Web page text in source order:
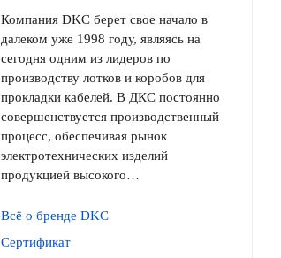
Компания DKC берет свое начало в
далеком уже 1998 году, являясь на
сегодня одним из лидеров по
производству лотков и коробов для
прокладки кабелей. В ДКС постоянно
совершенствуется производственный
процесс, обеспечивая рынок
электротехнических изделий
продукцией высокого…
Всё о бренде DKC
Сертификат